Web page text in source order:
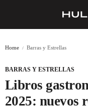
BARRAS Y ESTRELLAS
Home Barras y Estrellas
BARRAS Y ESTRELLAS
Libros
2025: nuevos